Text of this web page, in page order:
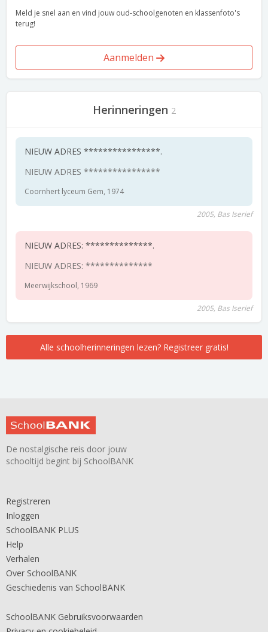
Meld je snel aan en vind jouw oud-schoolgenoten en klassenfoto's
terug!
Aanmelden
Herinneringen 2
NIEUW ADRES ****************.
NIEUW ADRES ****************
Coornhert lyceum Gem, 1974
2005, Bas Iserief
NIEUW ADRES: **************.
NIEUW ADRES: **************
Meerwijkschool, 1969
2005, Bas Iserief
Alle schoolherinneringen lezen? Registreer gratis!
De nostalgische reis door jouw
schooltijd begint bij SchoolBANK
Registreren
Inloggen
SchoolBANK PLUS
Help
Verhalen
Over SchoolBANK
Geschiedenis van SchoolBANK
SchoolBANK Gebruiksvoorwaarden